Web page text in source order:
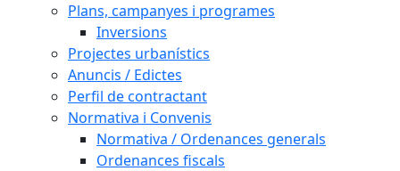
Plans, campanyes i programes
Inversions
Projectes urbanístics
Anuncis / Edictes
Perfil de contractant
Normativa i Convenis
Normativa / Ordenances generals
Ordenances fiscals